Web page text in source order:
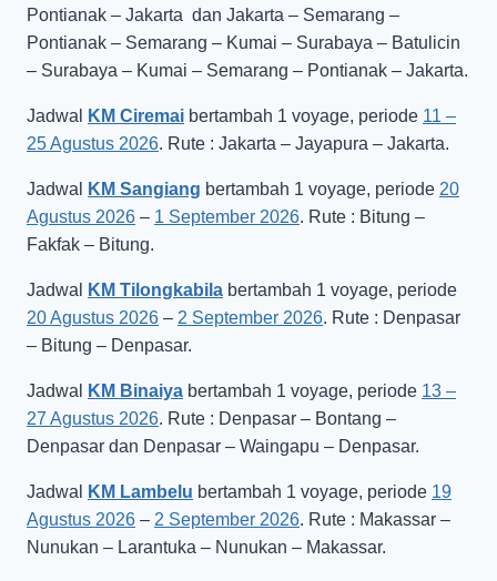
Pontianak – Jakarta dan Jakarta – Semarang –
Pontianak – Semarang – Kumai – Surabaya – Batulicin
– Surabaya – Kumai – Semarang – Pontianak – Jakarta.
Jadwal KM Ciremai bertambah 1 voyage, periode 11 –
25 Agustus 2026. Rute : Jakarta – Jayapura – Jakarta.
Jadwal KM Sangiang bertambah 1 voyage, periode 20
Agustus 2026 – 1 September 2026. Rute : Bitung –
Fakfak – Bitung.
Jadwal KM Tilongkabila bertambah 1 voyage, periode
20 Agustus 2026 – 2 September 2026. Rute : Denpasar
– Bitung – Denpasar.
Jadwal KM Binaiya bertambah 1 voyage, periode 13 –
27 Agustus 2026. Rute : Denpasar – Bontang –
Denpasar dan Denpasar – Waingapu – Denpasar.
Jadwal KM Lambelu bertambah 1 voyage, periode 19
Agustus 2026 – 2 September 2026. Rute : Makassar –
Nunukan – Larantuka – Nunukan – Makassar.